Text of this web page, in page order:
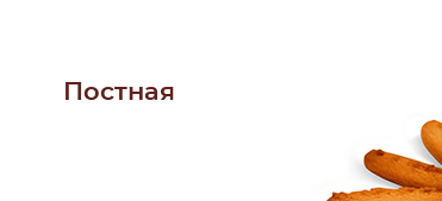
Постная